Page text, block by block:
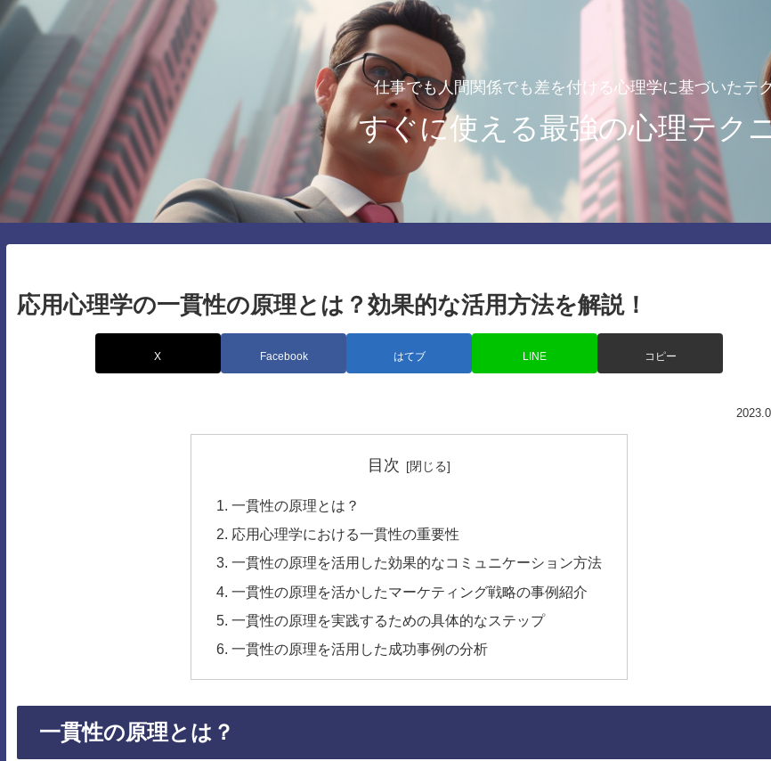
仕事でも人間関係でも差を付ける心理学に基づいたテ
すぐに使える最強の心理テク
応用心理学の一貫性の原理とは？効果的な活用方法を解説！
X Facebook はてブ LINE コピー
目次
一貫性の原理とは？
応用心理学における一貫性の重要性
一貫性の原理を活用した効果的なコミュニケーション方法
一貫性の原理を活かしたマーケティング戦略の事例紹介
一貫性の原理を実践するための具体的なステップ
一貫性の原理を活用した成功事例の分析
一貫性の原理とは？